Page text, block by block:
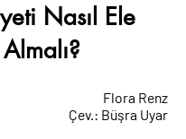
Nasıl Ele
Almalı?
Flora Renz
Çev.: Büşra Uyar